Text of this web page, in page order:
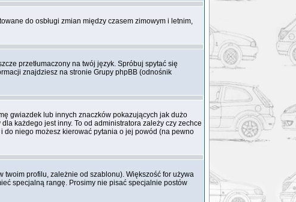
do osbługi zmian między czasem zimowym i letnim,
przetłumaczony na twój język. Spróbuj spytać się
znajdziesz na stronie Grupy phpBB (odnośnik
gwiazdek lub innych znaczków pokazujących jak dużo
każdego jest inny. To od administratora zależy czy zechce
do niego możesz kierować pytania o jej powód (na pewno
profilu, zależnie od szablonu). Większość for używa
specjalną rangę. Prosimy nie pisać specjalnie postów